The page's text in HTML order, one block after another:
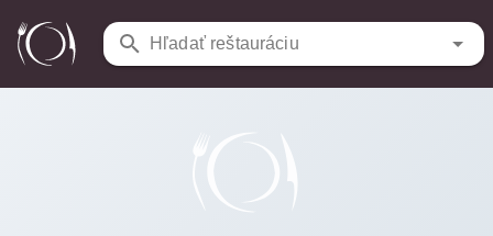
Hľadať reštauráciu
Reštaurácie / Čajovnička